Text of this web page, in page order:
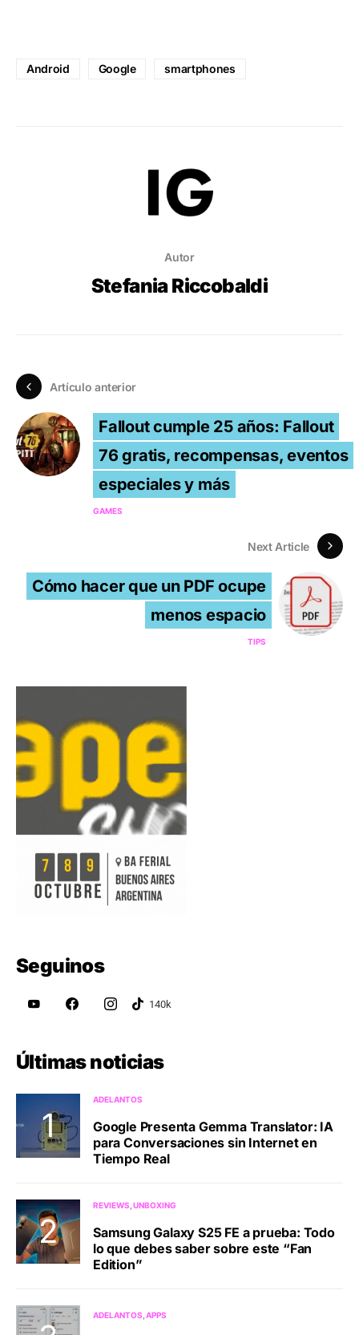
Android Google smartphones
Autor
Stefania Riccobaldi
Artículo anterior
Fallout cumple 25 años: Fallout
76 gratis, recompensas, eventos
especiales y más
GAMES
Next Article
Cómo hacer que un PDF ocupe
menos espacio
TIPS
Seguinos
Últimas noticias
ADELANTOS
Google Presenta Gemma Translator: IA
para Conversaciones sin Internet en
Tiempo Real
REVIEWS UNBOXING
Samsung Galaxy S25 FE a prueba: Todo
lo que debes saber sobre este “Fan
Edition”
ADELANTOS APPS